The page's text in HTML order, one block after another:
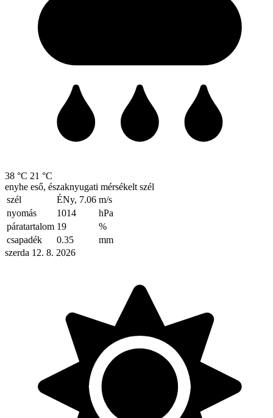
38 °C 21 °C
enyhe eső, északnyugati mérsékelt szél
szél
ÉNy, 7.06 m/s
nyomás
1014
hPa
páratartalom 19
%
csapadék
0.35
mm
szerda 12. 8. 2026